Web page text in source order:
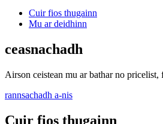
Cuir fios thugainn
Mu ar deidhinn
ceasnachadh
Airson ceistean mu ar bathar no
rannsachadh a-nis
Cuir fios thugainn